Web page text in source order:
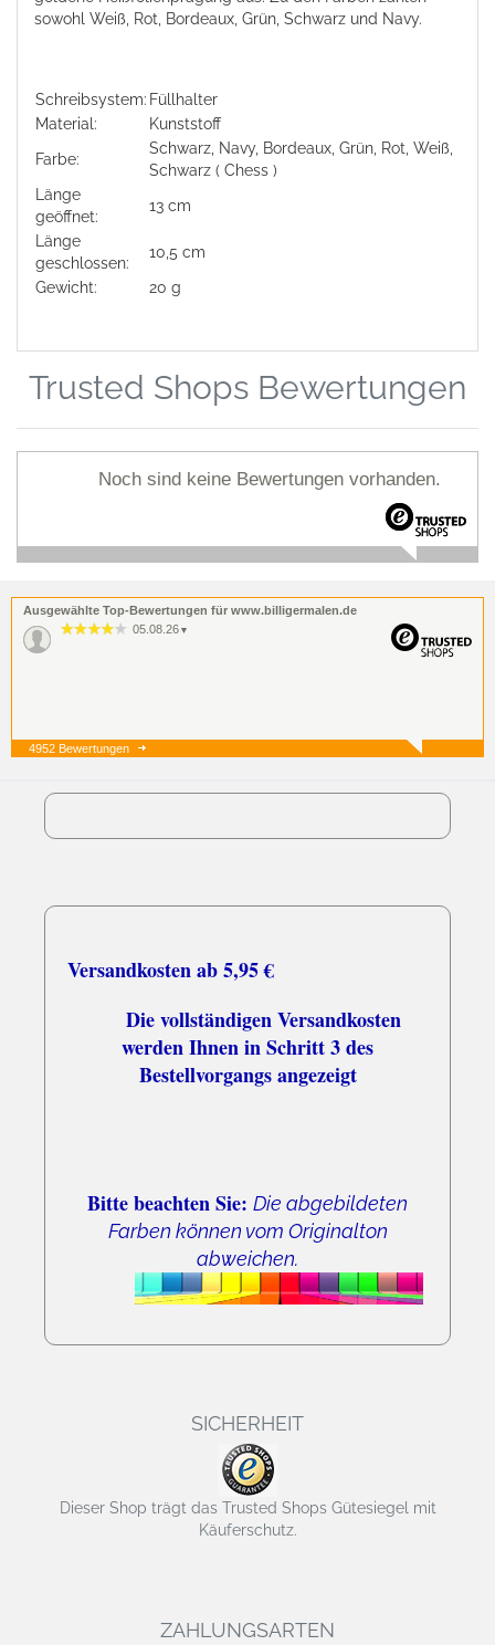
sowohl Weiß, Rot, Bordeaux, Grün, Schwarz und Navy.
Schreibsystem: Füllhalter
Material:
Kunststoff
Farbe:
Schwarz, Navy, Bordeaux, Grün, Rot, Weiß,
Schwarz ( Chess )
Länge
geöffnet:
13 cm
Länge
geschlossen:
10,5 cm
Gewicht:
20 g
Trusted Shops Bewertungen
Noch sind keine Bewertungen vorhanden.
Ausgewählte Top-Bewertungen für www.billigermalen.de
05.08.26 ▼
05.08.26 ▼
4952 Bewertungen
Versandkosten ab 5,95 €
Die vollständigen Versandkosten
werden Ihnen in Schritt 3 des
Bestellvorgangs angezeigt
Bitte beachten Sie: Die abgebildeten
Farben können vom Originalton
abweichen.
SICHERHEIT
Dieser Shop trägt das Trusted Shops Gütesiegel mit
Käuferschutz.
ZAHLUNGSARTEN